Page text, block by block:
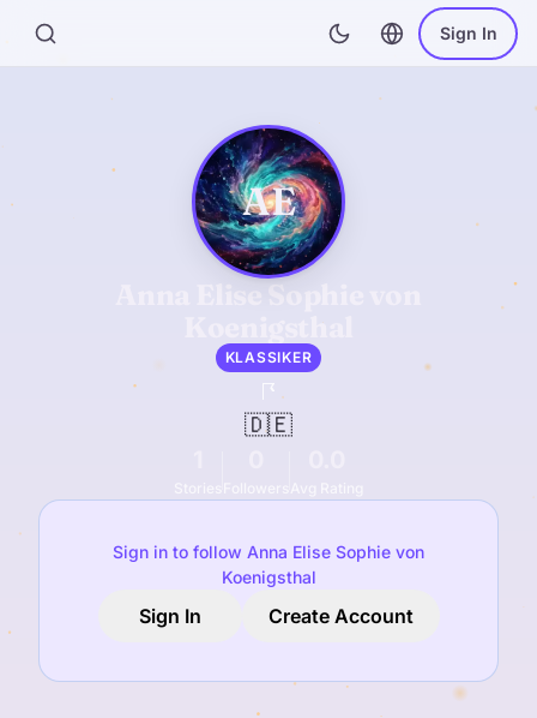
Sign In
AE
Anna Elise Sophie von
Koenigsthal
KLASSIKER
🇩🇪
Sign in to follow Anna Elise Sophie von
Koenigsthal
Sign In Create Account